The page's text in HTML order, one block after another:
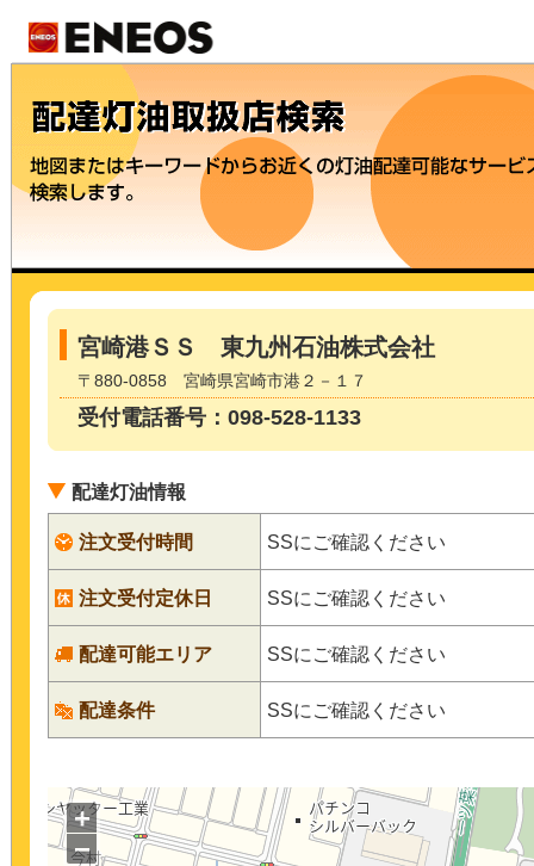
宮崎港ＳＳ 東九州石油株式会社
〒880-0858 宮崎県宮崎市港２－１７
受付電話番号：098-528-1133
配達灯油情報
注文受付時間 SSにご確認ください
注文受付定休日 SSにご確認ください
配達可能エリア SSにご確認ください
配達条件 SSにご確認ください
+
−